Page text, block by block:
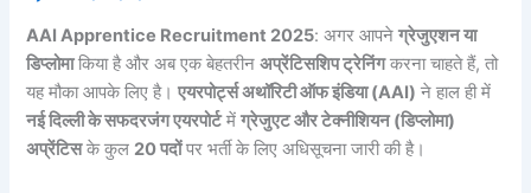
AAI Apprentice Recruitment 2025: अगर आपनेग्रेजुएशन या
डिप्लोमाकिया है और अब एक बेहतरीनअप्रेंटिसशिप ट्रेनिंगकरना चाहते हैं, तो
यह मौका आपके लिए है।एयरपोर्ट्स अथॉरिटी ऑफ इंडिया (AAI) ने हाल ही में
नई दिल्ली के सफदरजंग एयरपोर्टमेंग्रेजुएट और टेक्नीशियन (डिप्लोमा)
अप्रेंटिसके कुल 20 पदोंपर भर्ती के लिए अधिसूचना जारी की है।